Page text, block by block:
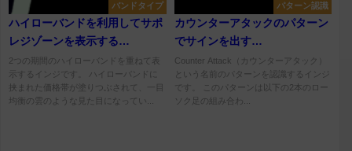
バンドタイプ
ハイローバンドを利用してサポ
レジゾーンを表示する
「Highest-high-lowest-low-
SR」
2つの期間のハイローバンドを重ねて表
示するインジです。 ハイローバンドに
挟まれた価格帯が塗りつぶされて、一目
均衡の雲のような見た目になってい...
パターン認識
カウンターアタックのパターン
でサインを出す
「Counter_Attack 」
Counter Attack（カウンターアタック）
という名前のパターンを認識するインジ
です。 このパターンは以下の2本のロー
ソク足の組み合わ...